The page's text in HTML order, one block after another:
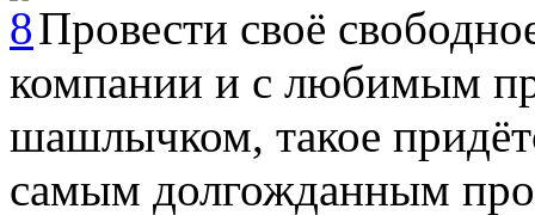
Провести своё
компании и с любимым
шашлычком, такое
самым долгожданным